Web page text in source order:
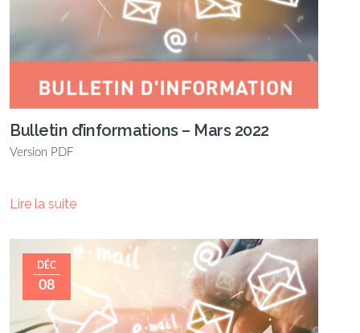
Bulletin d’informations – Mars 2022
Version PDF
Lire la suite
DÉC
08